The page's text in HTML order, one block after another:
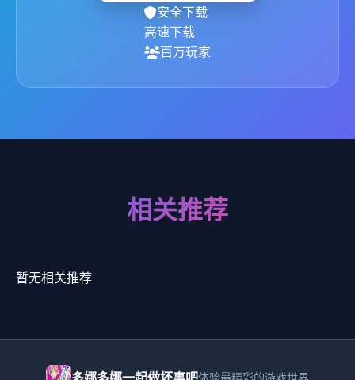
安全下载
高速下载
百万玩家
相关推荐
暂无相关推荐